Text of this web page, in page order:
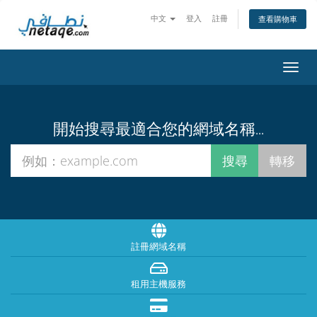
中文 登入 註冊 查看購物車
切
換
開始搜尋最適合您的網域名稱...
註冊網域名稱
租用主機服務